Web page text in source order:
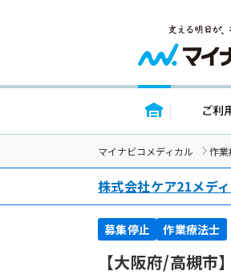
トップペー
マイナビコメディカル 作業
株式会社ケア21メデ
募集停止 作業療法士
【大阪府/高槻